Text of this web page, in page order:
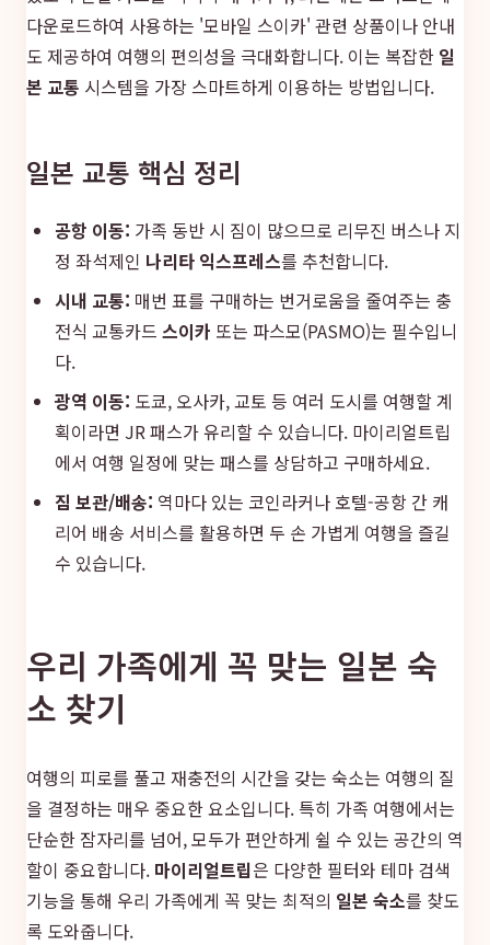
다운로드하여 사용하는 '모바일 스이카' 관련 상품이나 안내
도 제공하여 여행의 편의성을 극대화합니다. 이는 복잡한 일
본 교통 시스템을 가장 스마트하게 이용하는 방법입니다.
일본 교통 핵심 정리
공항 이동: 가족 동반 시 짐이 많으므로 리무진 버스나 지
정 좌석제인 나리타 익스프레스를 추천합니다.
시내 교통: 매번 표를 구매하는 번거로움을 줄여주는 충
전식 교통카드 스이카 또는 파스모(PASMO)는 필수입니
다.
광역 이동: 도쿄, 오사카, 교토 등 여러 도시를 여행할 계
획이라면 JR 패스가 유리할 수 있습니다. 마이리얼트립
에서 여행 일정에 맞는 패스를 상담하고 구매하세요.
짐 보관/배송: 역마다 있는 코인라커나 호텔-공항 간 캐
리어 배송 서비스를 활용하면 두 손 가볍게 여행을 즐길
수 있습니다.
우리 가족에게 꼭 맞는 일본 숙
소 찾기
여행의 피로를 풀고 재충전의 시간을 갖는 숙소는 여행의 질
을 결정하는 매우 중요한 요소입니다. 특히 가족 여행에서는
단순한 잠자리를 넘어, 모두가 편안하게 쉴 수 있는 공간의 역
할이 중요합니다. 마이리얼트립은 다양한 필터와 테마 검색
기능을 통해 우리 가족에게 꼭 맞는 최적의 일본 숙소를 찾도
록 도와줍니다.